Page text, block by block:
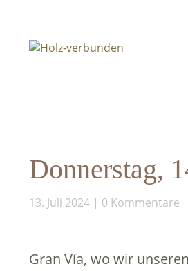
Donnerstag,
13. Juli 2024 0 Kommentare
Gran Vía, wo wir